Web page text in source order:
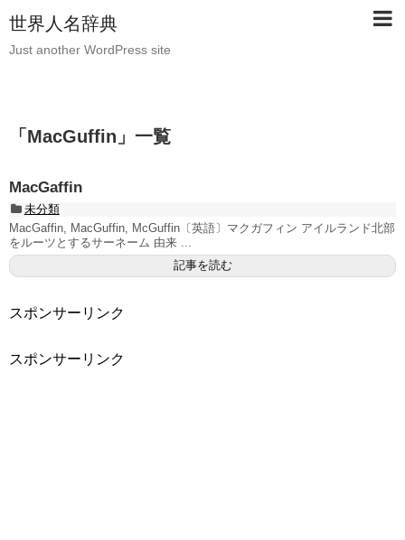
世界人名辞典
Just another WordPress site
「 MacGuffin 」 一覧
MacGaffin
未分類
MacGaffin, MacGuffin, McGuffin〔英語〕マクガフィン アイルランド北部
をルーツとするサーネーム 由来 ...
記事を読む
スポンサーリンク
スポンサーリンク